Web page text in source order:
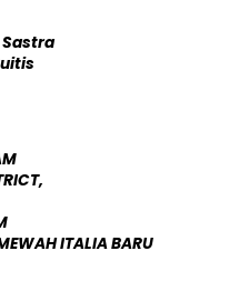
Sastra
ITALIA BARU